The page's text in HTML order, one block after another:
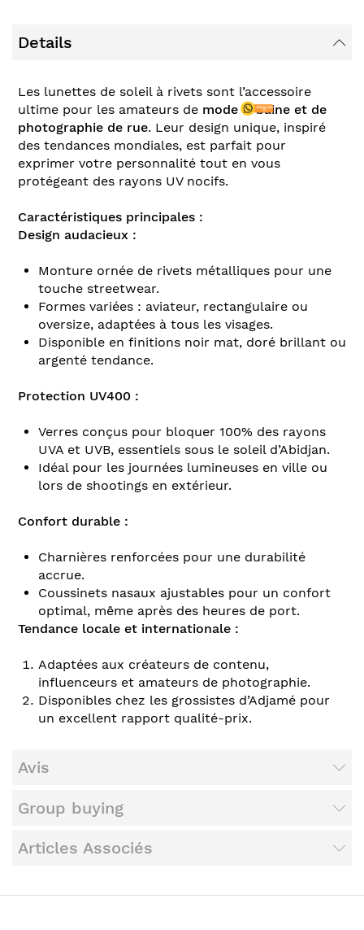
Details
Les lunettes de soleil à rivets sont l’accessoire
ultime pour les amateurs de mode urbaine et de
photographie de rue. Leur design unique, inspiré
des tendances mondiales, est parfait pour
exprimer votre personnalité tout en vous
protégeant des rayons UV nocifs.
Caractéristiques principales :
Design audacieux :
Monture ornée de rivets métalliques pour une
touche streetwear.
Formes variées : aviateur, rectangulaire ou
oversize, adaptées à tous les visages.
Disponible en finitions noir mat, doré brillant ou
argenté tendance.
Protection UV400 :
Verres conçus pour bloquer 100% des rayons
UVA et UVB, essentiels sous le soleil d’Abidjan.
Idéal pour les journées lumineuses en ville ou
lors de shootings en extérieur.
Confort durable :
Charnières renforcées pour une durabilité
accrue.
Coussinets nasaux ajustables pour un confort
optimal, même après des heures de port.
Tendance locale et internationale :
Adaptées aux créateurs de contenu,
influenceurs et amateurs de photographie.
Disponibles chez les grossistes d’Adjamé pour
un excellent rapport qualité-prix.
Avis
Group buying
Articles Associés